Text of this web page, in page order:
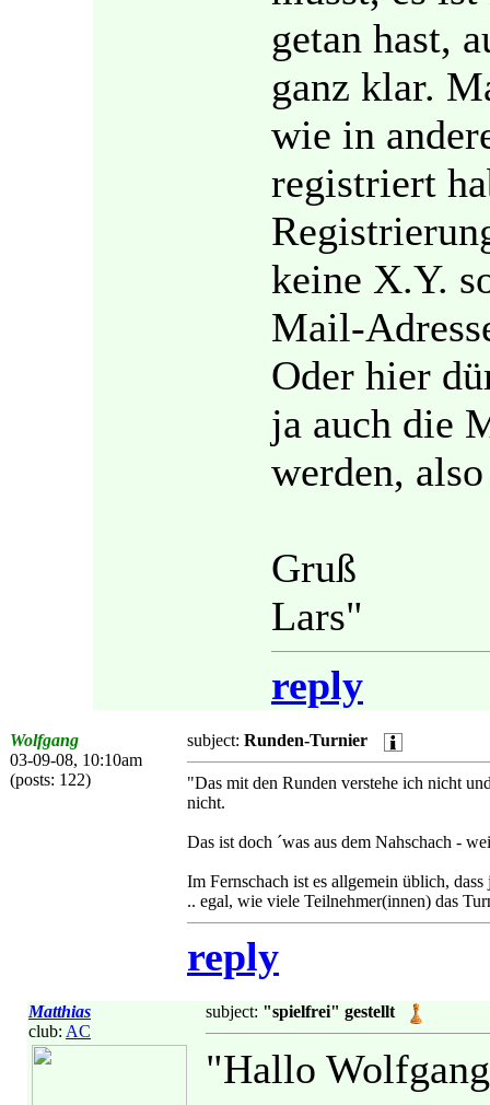
getan hast,
ganz klar.
wie in
registriert
keine X.Y.
Mail-
Oder hier
ja auch die
werden,
Gruß
Lars"
reply
Wolfgang
03-09-08, 10:10am
(posts: 122)
subject: Runden-Turnier
"Das mit den Runden verstehe ich nicht
nicht.
Das ist doch ´was aus dem Nahschach -
Im Fernschach ist es allgemein üblich,
.. egal, wie viele Teilnehmer(innen) das
reply
Matthias
club: AC
subject: "spielfrei" gestellt
"Hallo